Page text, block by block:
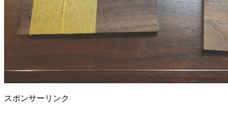
スポンサーリンク